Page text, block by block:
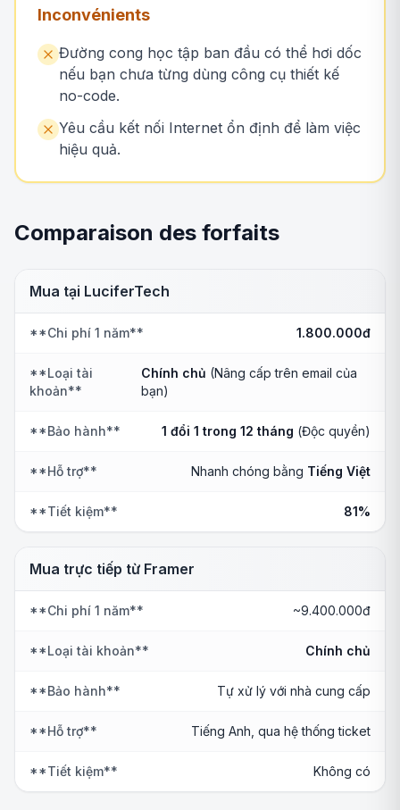
Inconvénients
Đường cong học tập ban đầu có thể hơi dốc
nếu bạn chưa từng dùng công cụ thiết kế
no-code.
Yêu cầu kết nối Internet ổn định để làm việc
hiệu quả.
Comparaison des forfaits
Mua tại LuciferTech
**Chi phí 1 năm** 1.800.000đ
**Loại tài
khoản**
Chính chủ (Nâng cấp trên email của
bạn)
**Bảo hành** 1 đổi 1 trong 12 tháng (Độc quyền)
**Hỗ trợ** Nhanh chóng bằng Tiếng Việt
**Tiết kiệm** 81%
Mua trực tiếp từ Framer
**Chi phí 1 năm** ~9.400.000đ
**Loại tài khoản** Chính chủ
**Bảo hành** Tự xử lý với nhà cung cấp
**Hỗ trợ** Tiếng Anh, qua hệ thống ticket
**Tiết kiệm** Không có